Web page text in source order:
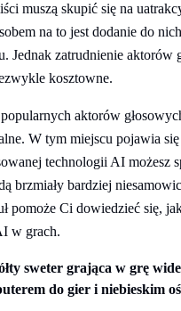
muszą skupić się na
na to jest dodanie do nich
Jednak zatrudnienie aktorów
kosztowne.
aktorów
W tym miejscu pojawia
technologii AI możesz
brzmiały bardziej
pomoże Ci dowiedzieć się,
w grach.